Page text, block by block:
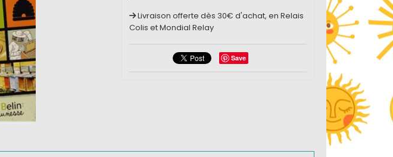
Livraison offerte dès 30€ d'achat, en Relais
Colis et Mondial Relay
Save